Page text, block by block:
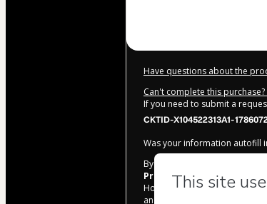
Have questions about the
Can't complete this
If you need to submit a
CKTID-X104522313A1-
Was your information autofill
By clicking 'Buy Now' I
Prof. Dr. Érico Fonseca
Hotmart’s Terms of Use ,
and accompanied by a legal